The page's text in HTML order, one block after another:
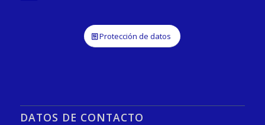
Protección de datos
DATOS DE CONTACTO